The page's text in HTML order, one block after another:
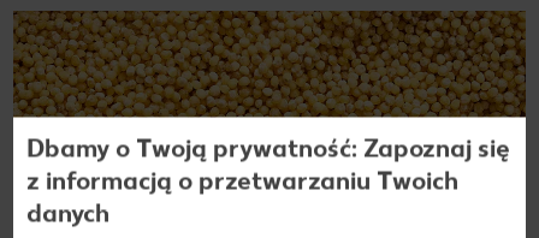
Dbamy o Twoją prywatność: Zapoznaj się
z informacją o przetwarzaniu Twoich
danych